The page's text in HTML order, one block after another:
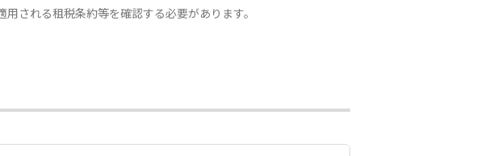
される租税条約等を確認する必要があります。